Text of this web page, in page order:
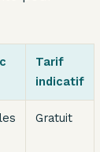
Tarif
indicatif
Gratuit